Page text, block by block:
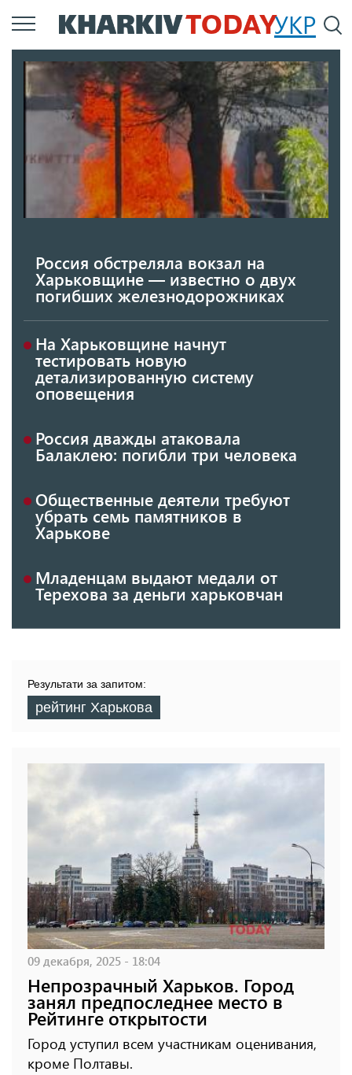
Перейти
к
содержанию
УКР
Россия обстреляла вокзал на
Харьковщине — известно о двух
погибших железнодорожниках
На Харьковщине начнут
тестировать новую
детализированную систему
оповещения
Россия дважды атаковала
Балаклею: погибли три человека
Общественные деятели требуют
убрать семь памятников в
Харькове
Младенцам выдают медали от
Терехова за деньги харьковчан
Результати за запитом:
рейтинг Харькова
09 декабря, 2025 - 18:04
Непрозрачный Харьков. Город
занял предпоследнее место в
Рейтинге открытости
Город уступил всем участникам оценивания,
кроме Полтавы.